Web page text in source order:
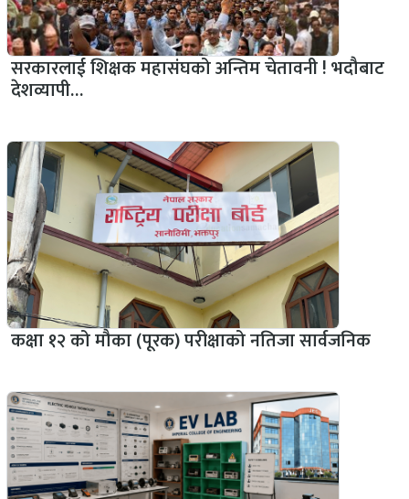
सरकारलाई शिक्षक महासंघको अन्तिम चेतावनी ! भदौबाट
देशव्यापी…
कक्षा १२ को मौका (पूरक) परीक्षाको नतिजा सार्वजनिक